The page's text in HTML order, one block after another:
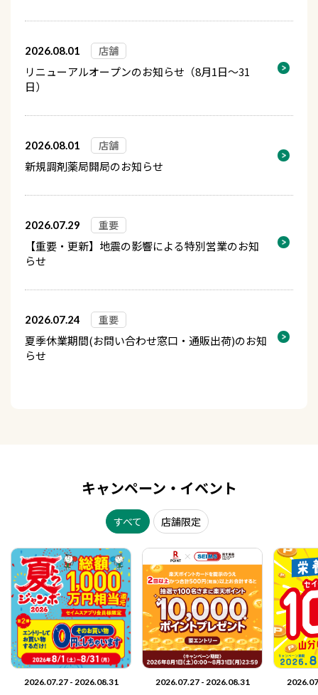
2026.08.01 店舗
リニューアルオープンのお知らせ（8月1日～31
日）
2026.08.01 店舗
新規調剤薬局開局のお知らせ
2026.07.29 重要
【重要・更新】地震の影響による特別営業のお知
らせ
2026.07.24 重要
夏季休業期間(お問い合わせ窓口・通販出荷)のお知
らせ
キャンペーン・イベント
すべて 店舗限定
2026.07.27 - 2026.08.31 2026.07.27 - 2026.08.31
2026.07.27 - 2026.08.31 2026.07.27 - 2026.08.31